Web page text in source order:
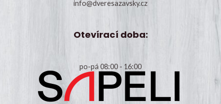
info@dveresazavsky.cz
Otevírací doba:
po-pá 08:00 - 16:00